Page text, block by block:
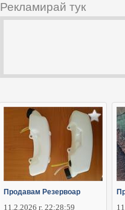
Рекламирай тук
Продавам Резервоар
11.2.2026 г. 22:28:59